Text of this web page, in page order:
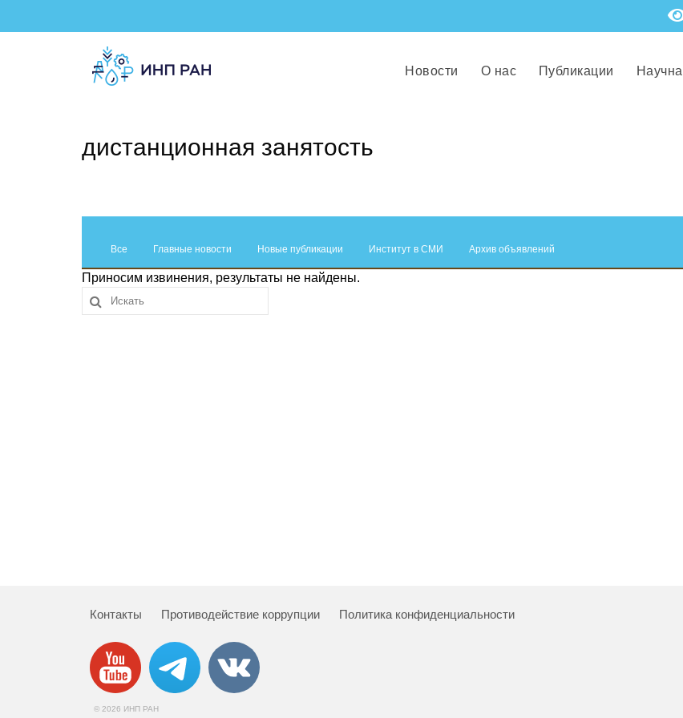
Новости О нас Публикации
дистанционная занятость
Все Главные новости Новые публикации Институт в СМИ Архив объявлений
Приносим извинения, результаты не найдены.
Контакты Противодействие коррупции Политика конфиденциальности
© 2026 ИНП РАН